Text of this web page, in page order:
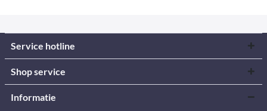
Service hotline
Shop service
Informatie